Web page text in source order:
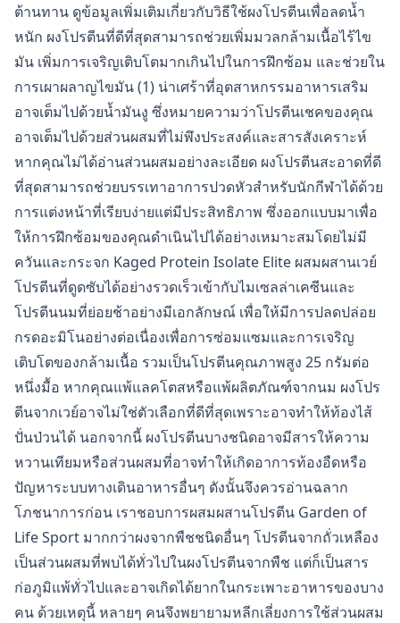
ต้านทาน ดูข้อมูลเพิ่มเติมเกี่ยวกับวิธีใช้ผงโปรตีนเพื่อลดน้ำ
หนัก ผงโปรตีนที่ดีที่สุดสามารถช่วยเพิ่มมวลกล้ามเนื้อไร้ไข
มัน เพิ่มการเจริญเติบโตมากเกินไปในการฝึกซ้อม และช่วยใน
การเผาผลาญไขมัน (1) น่าเศร้าที่อุตสาหกรรมอาหารเสริม
อาจเต็มไปด้วยน้ำมันงู ซึ่งหมายความว่าโปรตีนเชคของคุณ
อาจเต็มไปด้วยส่วนผสมที่ไม่พึงประสงค์และสารสังเคราะห์
หากคุณไม่ได้อ่านส่วนผสมอย่างละเอียด ผงโปรตีนสะอาดที่ดี
ที่สุดสามารถช่วยบรรเทาอาการปวดหัวสำหรับนักกีฬาได้ด้วย
การแต่งหน้าที่เรียบง่ายแต่มีประสิทธิภาพ ซึ่งออกแบบมาเพื่อ
ให้การฝึกซ้อมของคุณดำเนินไปได้อย่างเหมาะสมโดยไม่มี
ควันและกระจก Kaged Protein Isolate Elite ผสมผสานเวย์
โปรตีนที่ดูดซับได้อย่างรวดเร็วเข้ากับไมเซลล่าเคซีนและ
โปรตีนนมที่ย่อยช้าอย่างมีเอกลักษณ์ เพื่อให้มีการปลดปล่อย
กรดอะมิโนอย่างต่อเนื่องเพื่อการซ่อมแซมและการเจริญ
เติบโตของกล้ามเนื้อ รวมเป็นโปรตีนคุณภาพสูง 25 กรัมต่อ
หนึ่งมื้อ หากคุณแพ้แลคโตสหรือแพ้ผลิตภัณฑ์จากนม ผงโปร
ตีนจากเวย์อาจไม่ใช่ตัวเลือกที่ดีที่สุดเพราะอาจทำให้ท้องไส้
ปั่นป่วนได้ นอกจากนี้ ผงโปรตีนบางชนิดอาจมีสารให้ความ
หวานเทียมหรือส่วนผสมที่อาจทำให้เกิดอาการท้องอืดหรือ
ปัญหาระบบทางเดินอาหารอื่นๆ ดังนั้นจึงควรอ่านฉลาก
โภชนาการก่อน เราชอบการผสมผสานโปรตีน Garden of
Life Sport มากกว่าผงจากพืชชนิดอื่นๆ โปรตีนจากถั่วเหลือง
เป็นส่วนผสมที่พบได้ทั่วไปในผงโปรตีนจากพืช แต่ก็เป็นสาร
ก่อภูมิแพ้ทั่วไปและอาจเกิดได้ยากในกระเพาะอาหารของบาง
คน ด้วยเหตุนี้ หลายๆ คนจึงพยายามหลีกเลี่ยงการใช้ส่วนผสม